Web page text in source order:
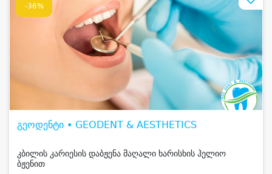
-36%
გეოდენტი • GEODENT & AESTHETICS
კბილის კარიესის დაბჟენა მაღალი ხარისხის ჰელიო
ბჟენით